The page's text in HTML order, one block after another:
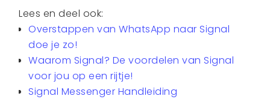
Lees en deel ook:
Overstappen van WhatsApp naar Signal
doe je zo!
Waarom Signal? De voordelen van Signal
voor jou op een rijtje!
Signal Messenger Handleiding